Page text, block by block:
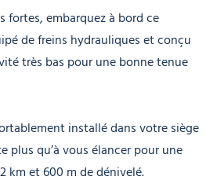
fortes, embarquez à bord ce
de freins hydrauliques et conçu
très bas pour une bonne tenue
installé dans votre siège
plus qu’à vous élancer pour une
km et 600 m de dénivelé.